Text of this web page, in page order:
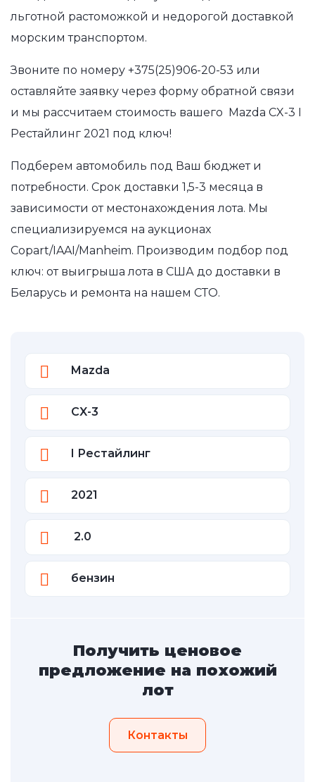
льготной растоможкой и недорогой доставкой
морским транспортом.
Звоните по номеру +375(25)906-20-53 или
оставляйте заявку через форму обратной связи
и мы рассчитаем стоимость вашего Mazda CX-3 I
Рестайлинг 2021 под ключ!
Подберем автомобиль под Ваш бюджет и
потребности. Срок доставки 1,5-3 месяца в
зависимости от местонахождения лота. Мы
специализируемся на аукционах
Copart/IAAI/Manheim. Производим подбор под
ключ: от выигрыша лота в США до доставки в
Беларусь и ремонта на нашем СТО.
Mazda
CX-3
I Рестайлинг
2021
2.0
бензин
Получить ценовое
предложение на похожий
лот
Контакты